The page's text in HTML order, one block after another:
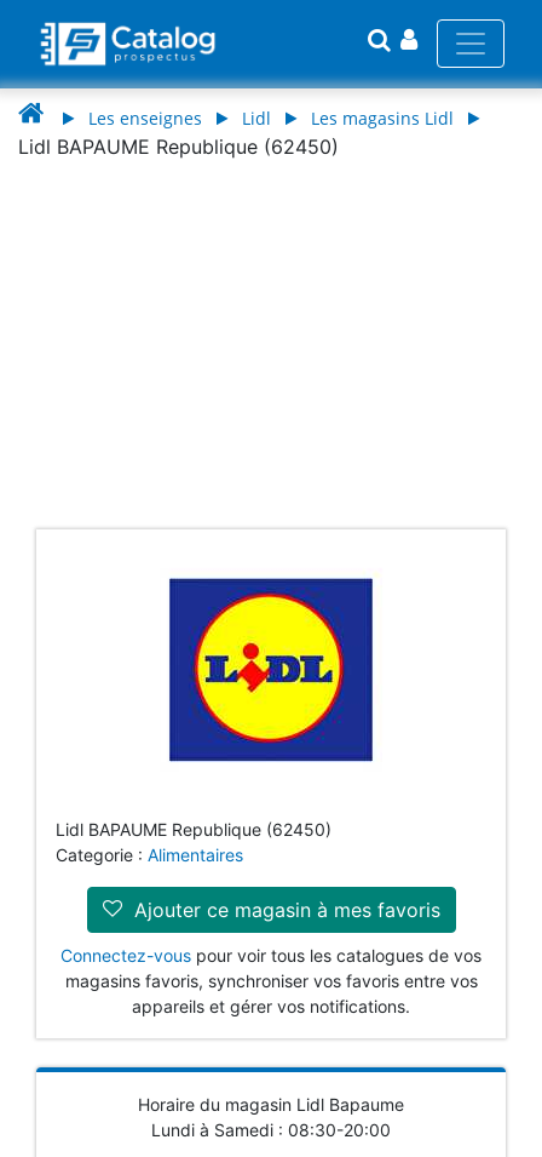
Les enseignes Lidl Les magasins Lidl
Lidl BAPAUME Republique (62450)
Lidl BAPAUME Republique (62450)
Categorie : Alimentaires
Ajouter ce magasin à mes favoris
Connectez-vous pour voir tous les catalogues de vos
magasins favoris, synchroniser vos favoris entre vos
appareils et gérer vos notifications.
Horaire du magasin Lidl Bapaume
Lundi à Samedi : 08:30-20:00